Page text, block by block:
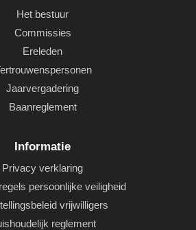
Het bestuur
Commissies
Ereleden
Jaarvergadering
Baanreglement
Informatie
Privacy verklaring
persoonlijke veiligheid
vrijwilligers
reglement